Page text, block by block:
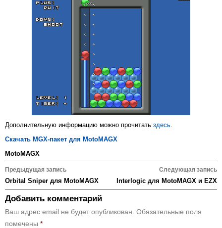
Дополнительную информацию можно прочитать здесь.
Скачать MGX-пакет для MotoMAGX
MotoMAGX
Навигация
по
записям
Предыдущая запись
Orbital Sniper для MotoMAGX
Следующая запись
Interlogic для MotoMAGX и EZX
Добавить комментарий
Ваш адрес email не будет опубликован. Обязательные поля
помечены *